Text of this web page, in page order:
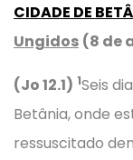
CIDADE DE
Ungidos (8 de
(Jo 12.1) 1Seis
Betânia, onde
ressuscitado